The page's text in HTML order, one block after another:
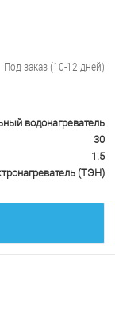
Под заказ (10-12 дней)
водонагреватель
30
1.5
(ТЭН)